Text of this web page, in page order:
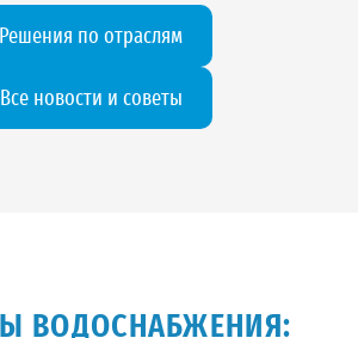
Решения по отраслям
Все новости и советы
ВОДОСНАБЖЕНИЯ: